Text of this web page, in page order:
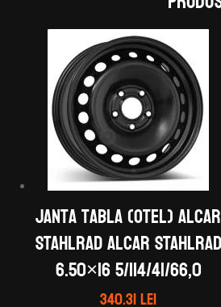
Janta tabla (otel) ALCAR
STAHLRAD ALCAR STAHLRAD
6.50×16 5/114/41/66,0
340.31lei